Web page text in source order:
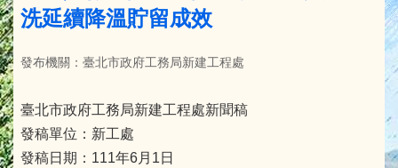
洗延續降溫貯留成效
發布機關：臺北市政府工務局新建工程處
臺北市政府工務局新建工程處新聞稿
發稿單位：新工處
發稿日期：111年6月1日